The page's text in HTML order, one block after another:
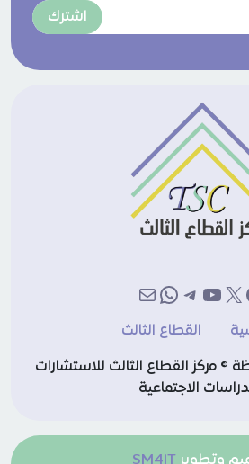
اشترك
إكسيوتيوب
تيليجرام
واتساب
بريد
القطاع الثالث
© مركز القطاع الثالث للاستشارات
الاجتماعية
وتطويرSM4IT